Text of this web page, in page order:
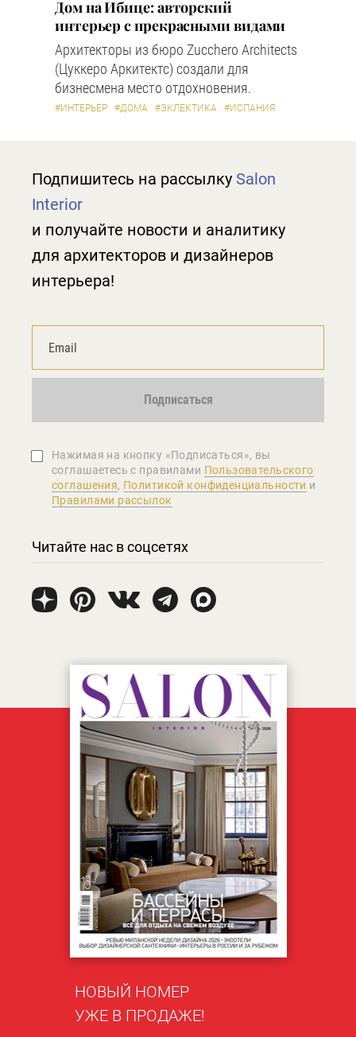
Дом на Ибице: авторский
интерьер с прекрасными видами
Архитекторы из бюро Zucchero Architects
(Цуккеро Аркитектс) создали для
бизнесмена место отдохновения.
#ИНТЕРЬЕР #ДОМА #ЭКЛЕКТИКА #ИСПАНИЯ
Подпишитесь на рассылку Salon
Interior
и получайте новости и аналитику
для архитекторов и дизайнеров
интерьера!
Подписаться
Нажимая на кнопку «Подписаться», вы
соглашаетеcь с правилами Пользовательского
соглашения, Политикой конфиденциальности и
Правилами рассылок
Читайте нас в соцсетях
НОВЫЙ НОМЕР
УЖЕ В ПРОДАЖЕ!